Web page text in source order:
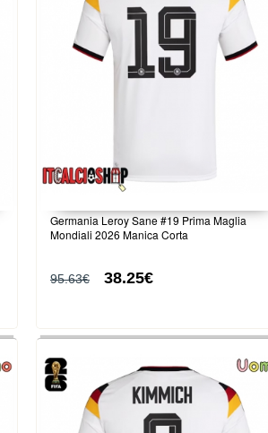
Germania Leroy Sane #19 Prima Maglia
Mondiali 2026 Manica Corta
95.63€ 38.25€